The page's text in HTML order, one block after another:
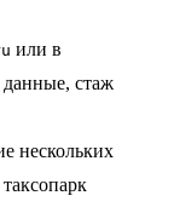
или в
стаж
нескольких